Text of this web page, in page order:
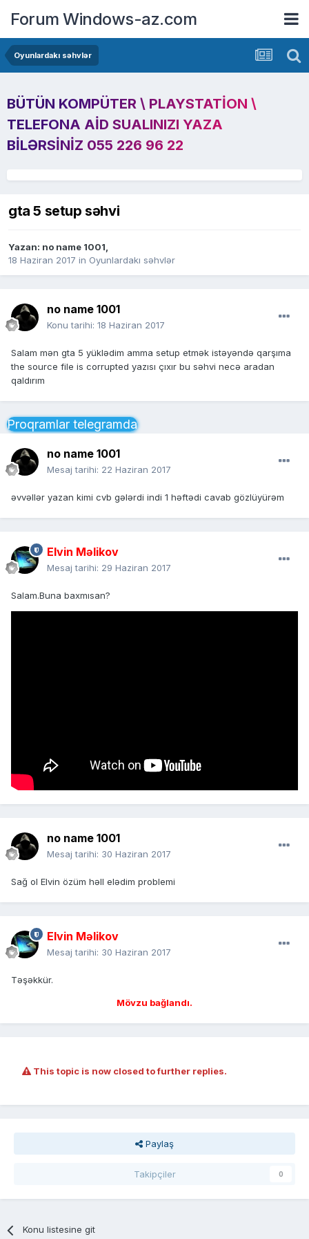
Forum Windows-az.com
Oyunlardakı səhvlər
BÜTÜN KOMPÜTER \ PLAYSTATION \
TELEFONA AID SUALINIZI YAZA
BILƏRSINIZ 055 226 96 22
gta 5 setup səhvi
Yazan: no name 1001,
18 Haziran 2017 in Oyunlardakı səhvlər
no name 1001
Konu tarihi: 18 Haziran 2017
Salam mən gta 5 yüklədim amma setup etmək istəyəndə qarşıma
the source file is corrupted yazısı çıxır bu səhvi necə aradan
qaldırım
Proqramlar telegramda
no name 1001
Mesaj tarihi: 22 Haziran 2017
əvvəllər yazan kimi cvb gələrdi indi 1 həftədi cavab gözlüyürəm
Elvin Məlikov
Mesaj tarihi: 29 Haziran 2017
Salam.Buna baxmısan?
no name 1001
Mesaj tarihi: 30 Haziran 2017
Sağ ol Elvin özüm həll elədim problemi
Elvin Məlikov
Mesaj tarihi: 30 Haziran 2017
Təşəkkür.
Mövzu bağlandı.
This topic is now closed to further replies.
Paylaş
Takipçiler 0
Konu listesine git